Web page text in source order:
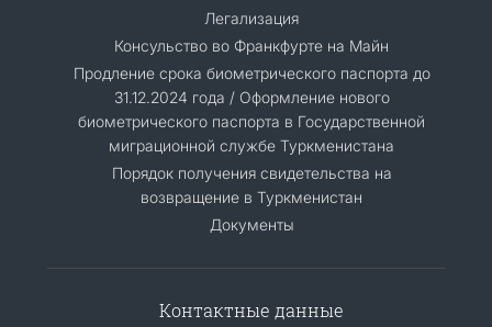
Легализация
Консульство во Франкфурте на Майн
Продление срока биометрического паспорта до
31.12.2024 года / Оформление нового
биометрического паспорта в Государственной
миграционной службе Туркменистана
Порядок получения свидетельства на
возвращение в Туркменистан
Документы
Контактные данные